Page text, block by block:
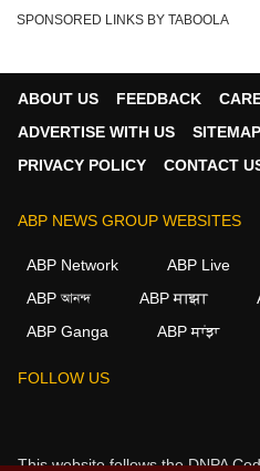
SPONSORED LINKS BY TABOOLA
ABOUT US FEEDBACK
ADVERTISE WITH US
SITEMAP
PRIVACY POLICY
CONTACT
ABP NEWS GROUP WEBSITES
ABP Network ABP Live
ABP আনন্দ
ABP माझा
ABP Ganga
ABP ਸਾਂਝਾ
FOLLOW US
This website follows theDNPA
We use cookies to improve